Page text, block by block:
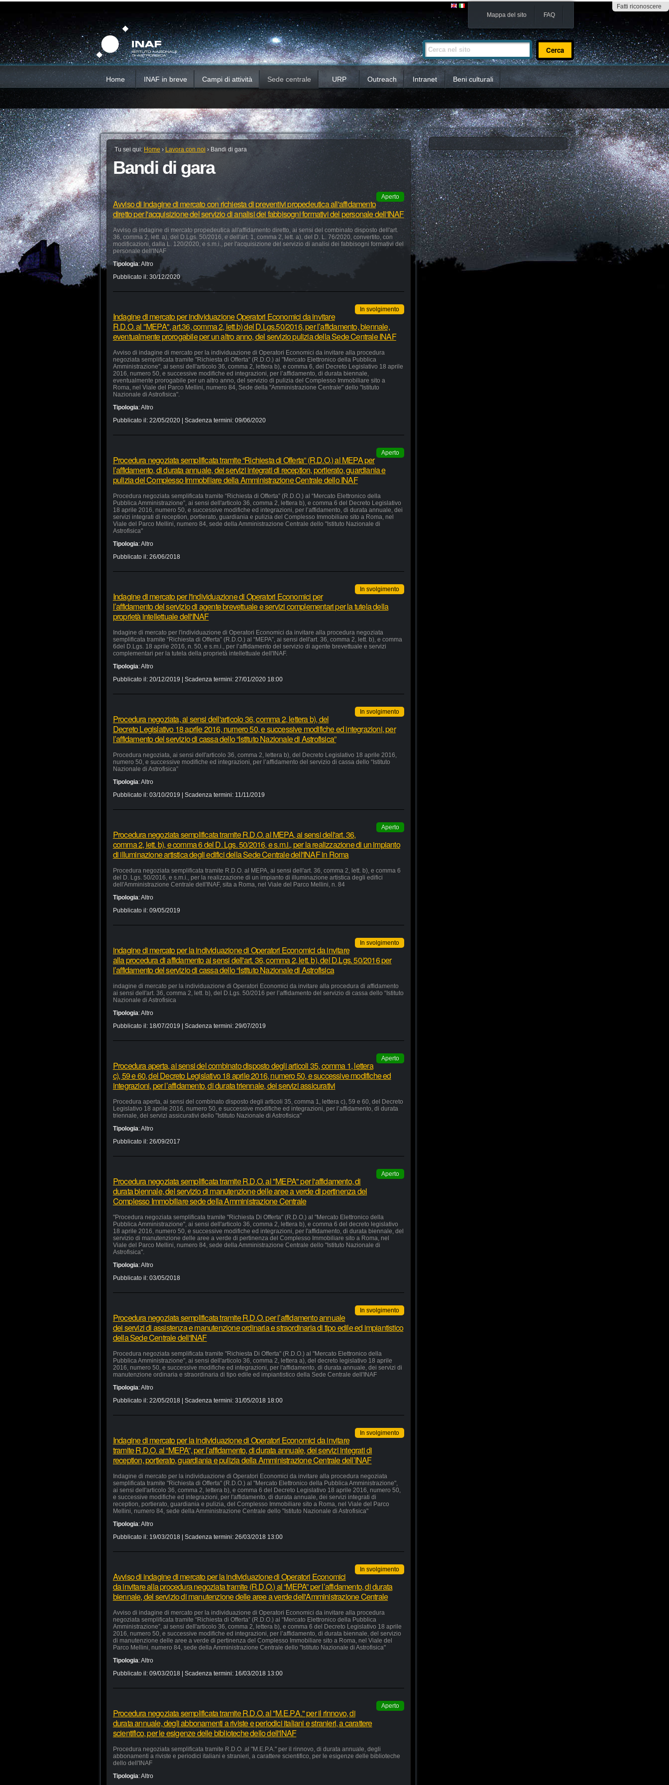
Fatti riconoscere
contenuti.
Salta
alla
navigazione
Mappa del sito FAQ
Cerca nel sito
Ricerca
avanzata…
Home INAF in breve Campi di attività Sede centrale URP Outreach Intranet Beni culturali
Tu sei qui: Home › Lavora con noi › Bandi di gara
Bandi di gara
Aperto
Avviso di indagine di mercato con richiesta di preventivi propedeutica all'affidamento
diretto per l'acquisizione del servizio di analisi dei fabbisogni formativi del personale dell'INAF
Avviso di indagine di mercato propedeutica all'affidamento diretto, ai sensi del combinato disposto dell'art.
36, comma 2, lett. a), del D.Lgs. 50/2016, e dell'art. 1, comma 2, lett. a), del D. L. 76/2020, convertito, con
modificazioni, dalla L. 120/2020, e s.m.i., per l'acquisizione del servizio di analisi dei fabbisogni formativi del
personale dell'INAF
Tipologia:Altro
Pubblicato il: 30/12/2020
In svolgimento
Indagine di mercato per individuazione Operatori Economici da invitare
R.D.O. al "MEPA", art.36, comma 2, lett.b) del D.Lgs.50/2016, per l’affidamento, biennale,
eventualmente prorogabile per un altro anno, del servizio pulizia della Sede Centrale INAF
Avviso di indagine di mercato per la individuazione di Operatori Economici da invitare alla procedura
negoziata semplificata tramite "Richiesta di Offerta" (R.D.O.) al "Mercato Elettronico della Pubblica
Amministrazione", ai sensi dell'articolo 36, comma 2, lettera b), e comma 6, del Decreto Legislativo 18 aprile
2016, numero 50, e successive modifiche ed integrazioni, per l’affidamento, di durata biennale,
eventualmente prorogabile per un altro anno, del servizio di pulizia del Complesso Immobiliare sito a
Roma, nel Viale del Parco Mellini, numero 84, Sede della "Amministrazione Centrale" dello "Istituto
Nazionale di Astrofisica".
Tipologia:Altro
Pubblicato il: 22/05/2020| Scadenza termini: 09/06/2020
Aperto
Procedura negoziata semplificata tramite “Richiesta di Offerta” (R.D.O.) al MEPA per
l’affidamento, di durata annuale, dei servizi integrati di reception, portierato, guardiania e
pulizia del Complesso Immobiliare della Amministrazione Centrale dello INAF
Procedura negoziata semplificata tramite “Richiesta di Offerta” (R.D.O.) al “Mercato Elettronico della
Pubblica Amministrazione”, ai sensi dell'articolo 36, comma 2, lettera b), e comma 6 del Decreto Legislativo
18 aprile 2016, numero 50, e successive modifiche ed integrazioni, per l’affidamento, di durata annuale, dei
servizi integrati di reception, portierato, guardiania e pulizia del Complesso Immobiliare sito a Roma, nel
Viale del Parco Mellini, numero 84, sede della Amministrazione Centrale dello "Istituto Nazionale di
Astrofisica"
Tipologia:Altro
Pubblicato il: 26/06/2018
In svolgimento
Indagine di mercato per l'individuazione di Operatori Economici per
l’affidamento del servizio di agente brevettuale e servizi complementari per la tutela della
proprietà intellettuale dell'INAF
Indagine di mercato per l'individuazione di Operatori Economici da invitare alla procedura negoziata
semplificata tramite “Richiesta di Offerta” (R.D.O.) al “MEPA”, ai sensi dell'art. 36, comma 2, lett. b), e comma
6del D.Lgs. 18 aprile 2016, n. 50, e s.m.i., per l’affidamento del servizio di agente brevettuale e servizi
complementari per la tutela della proprietà intellettuale dell'INAF.
Tipologia:Altro
Pubblicato il: 20/12/2019 | Scadenza termini: 27/01/2020 18:00
In svolgimento
Procedura negoziata, ai sensi dell'articolo 36, comma 2, lettera b), del
Decreto Legislativo 18 aprile 2016, numero 50, e successive modifiche ed integrazioni, per
l’affidamento del servizio di cassa dello “Istituto Nazionale di Astrofisica”
Procedura negoziata, ai sensi dell'articolo 36, comma 2, lettera b), del Decreto Legislativo 18 aprile 2016,
numero 50, e successive modifiche ed integrazioni, per l’affidamento del servizio di cassa dello “Istituto
Nazionale di Astrofisica”
Tipologia:Altro
Pubblicato il: 03/10/2019 | Scadenza termini: 11/11/2019
Aperto
Procedura negoziata semplificata tramite R.D.O. al MEPA, ai sensi dell'art. 36,
comma 2, lett. b), e comma 6 del D. Lgs. 50/2016, e s.m.i., per la realizzazione di un impianto
di illuminazione artistica degli edifici della Sede Centrale dell'INAF in Roma
Procedura negoziata semplificata tramite R.D.O. al MEPA, ai sensi dell'art. 36, comma 2, lett. b), e comma 6
del D. Lgs. 50/2016, e s.m.i., per la realizzazione di un impianto di illuminazione artistica degli edifici
dell'Amministrazione Centrale dell'INAF, sita a Roma, nel Viale del Parco Mellini, n. 84
Tipologia:Altro
Pubblicato il: 09/05/2019
In svolgimento
indagine di mercato per la individuazione di Operatori Economici da invitare
alla procedura di affidamento ai sensi dell'art. 36, comma 2, lett. b), del D.Lgs. 50/2016 per
l’affidamento del servizio di cassa dello “Istituto Nazionale di Astrofisica
indagine di mercato per la individuazione di Operatori Economici da invitare alla procedura di affidamento
ai sensi dell'art. 36, comma 2, lett. b), del D.Lgs. 50/2016 per l’affidamento del servizio di cassa dello “Istituto
Nazionale di Astrofisica
Tipologia:Altro
Pubblicato il: 18/07/2019 | Scadenza termini: 29/07/2019
Aperto
Procedura aperta, ai sensi del combinato disposto degli articoli 35, comma 1, lettera
c), 59 e 60, del Decreto Legislativo 18 aprile 2016, numero 50, e successive modifiche ed
integrazioni, per l’affidamento, di durata triennale, dei servizi assicurativi
Procedura aperta, ai sensi del combinato disposto degli articoli 35, comma 1, lettera c), 59 e 60, del Decreto
Legislativo 18 aprile 2016, numero 50, e successive modifiche ed integrazioni, per l’affidamento, di durata
triennale, dei servizi assicurativi dello "Istituto Nazionale di Astrofisica"
Tipologia:Altro
Pubblicato il: 26/09/2017
Aperto
Procedura negoziata semplificata tramite R.D.O. al "MEPA" per l'affidamento, di
durata biennale, del servizio di manutenzione delle aree a verde di pertinenza del
Complesso Immobiliare sede della Amministrazione Centrale
"Procedura negoziata semplificata tramite "Richiesta Di Offerta" (R.D.O.) al "Mercato Elettronico della
Pubblica Amministrazione", ai sensi dell'articolo 36, comma 2, lettera b), e comma 6 del decreto legislativo
18 aprile 2016, numero 50, e successive modifiche ed integrazioni, per l'affidamento, di durata biennale, del
servizio di manutenzione delle aree a verde di pertinenza del Complesso Immobiliare sito a Roma, nel
Viale del Parco Mellini, numero 84, sede della Amministrazione Centrale dello "Istituto Nazionale di
Astrofisica".
Tipologia:Altro
Pubblicato il: 03/05/2018
In svolgimento
Procedura negoziata semplificata tramite R.D.O. per l’affidamento annuale
dei servizi di assistenza e manutenzione ordinaria e straordinaria di tipo edile ed impiantistico
della Sede Centrale dell'INAF
Procedura negoziata semplificata tramite "Richiesta Di Offerta" (R.D.O.) al "Mercato Elettronico della
Pubblica Amministrazione", ai sensi dell'articolo 36, comma 2, lettera a), del decreto legislativo 18 aprile
2016, numero 50, e successive modifiche ed integrazioni, per l'affidamento, di durata annuale, dei servizi di
manutenzione ordinaria e straordinaria di tipo edile ed impiantistico della Sede Centrale dell'INAF
Tipologia:Altro
Pubblicato il: 22/05/2018 | Scadenza termini: 31/05/2018 18:00
In svolgimento
Indagine di mercato per la individuazione di Operatori Economici da invitare
tramite R.D.O. al “MEPA”, per l’affidamento, di durata annuale, dei servizi integrati di
reception, portierato, guardiania e pulizia della Amministrazione Centrale dell’INAF
Indagine di mercato per la individuazione di Operatori Economici da invitare alla procedura negoziata
semplificata tramite "Richiesta di Offerta" (R.D.O.) al "Mercato Elettronico della Pubblica Amministrazione",
ai sensi dell'articolo 36, comma 2, lettera b), e comma 6 del Decreto Legislativo 18 aprile 2016, numero 50,
e successive modifiche ed integrazioni, per l'affidamento, di durata annuale, dei servizi integrati di
reception, portierato, guardiania e pulizia, del Complesso Immobiliare sito a Roma, nel Viale del Parco
Mellini, numero 84, sede della Amministrazione Centrale dello "Istituto Nazionale di Astrofisica"
Tipologia:Altro
Pubblicato il: 19/03/2018 | Scadenza termini: 26/03/2018 13:00
In svolgimento
Avviso di indagine di mercato per la individuazione di Operatori Economici
da invitare alla procedura negoziata tramite (R.D.O.) al “MEPA” per l’affidamento, di durata
biennale, del servizio di manutenzione delle aree a verde dell'Amministrazione Centrale
Avviso di indagine di mercato per la individuazione di Operatori Economici da invitare alla procedura
negoziata semplificata tramite “Richiesta di Offerta” (R.D.O.) al “Mercato Elettronico della Pubblica
Amministrazione”, ai sensi dell'articolo 36, comma 2, lettera b), e comma 6 del Decreto Legislativo 18 aprile
2016, numero 50, e successive modifiche ed integrazioni, per l’affidamento, di durata biennale, del servizio
di manutenzione delle aree a verde di pertinenza del Complesso Immobiliare sito a Roma, nel Viale del
Parco Mellini, numero 84, sede della Amministrazione Centrale dello "Istituto Nazionale di Astrofisica"
Tipologia:Altro
Pubblicato il: 09/03/2018 | Scadenza termini: 16/03/2018 13:00
Aperto
Procedura negoziata semplificata tramite R.D.O. al "M.E.P.A." per il rinnovo, di
durata annuale, degli abbonamenti a riviste e periodici italiani e stranieri, a carattere
scientifico, per le esigenze delle biblioteche dello dell'INAF
Procedura negoziata semplificata tramite R.D.O. al "M.E.P.A." per il rinnovo, di durata annuale, degli
abbonamenti a riviste e periodici italiani e stranieri, a carattere scientifico, per le esigenze delle biblioteche
dello dell'INAF
Tipologia:Altro